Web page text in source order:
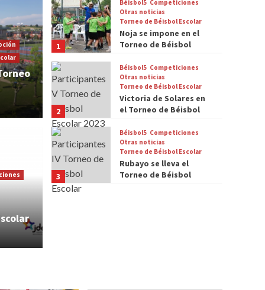
los Talleres
trimestre
1
Béisbol5 Competiciones
Otras noticias
Torneo de Béisbol Escolar
Noja se impone en el
Torneo de Béisbol
2
Béisbol5 Competiciones
Otras noticias
Torneo de Béisbol Escolar
Victoria de Solares en
el Torneo de Béisbol
3
Béisbol5 Competiciones
Otras noticias
Torneo de Béisbol Escolar
Rubayo se lleva el
Torneo de Béisbol